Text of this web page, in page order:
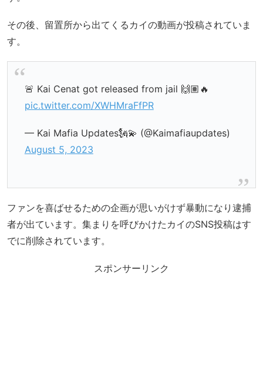
その後、留置所から出てくるカイの動画が投稿されていま
す。
🚨 Kai Cenat got released from jail 🙌🏽🔥
pic.twitter.com/XWHMraFfPR
— Kai Mafia Updates🗽💫 (@Kaimafiaupdates)
August 5, 2023
ファンを喜ばせるための企画が思いがけず暴動になり逮捕
者が出ています。集まりを呼びかけたカイのSNS投稿はす
でに削除されています。
スポンサーリンク